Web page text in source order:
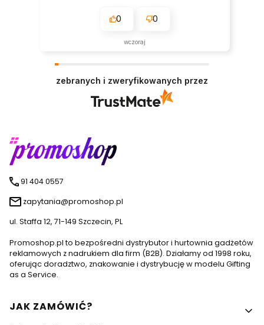
0 0
wczoraj
zebranych i zweryfikowanych przez
91 404 0557
zapytania@promoshop.pl
ul. Staffa 12, 71-149 Szczecin, PL
Promoshop.pl to bezpośredni dystrybutor i hurtownia gadżetów
reklamowych z nadrukiem dla firm (B2B). Działamy od 1998 roku,
oferując doradztwo, znakowanie i dystrybucję w modelu Gifting
as a Service.
Linki w stopce
JAK ZAMÓWIĆ?